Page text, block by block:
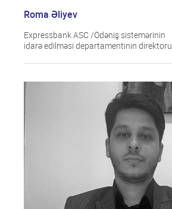
Roma Əliyev
Expressbank ASC /Ödəniş sistemərinin
idarə edilməsi departamentinin direktoru